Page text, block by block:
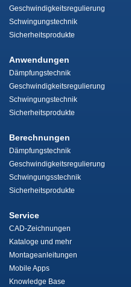
Geschwindigkeitsregulierung
Schwingungstechnik
Sicherheitsprodukte
Anwendungen
Dämpfungstechnik
Geschwindigkeitsregulierung
Schwingungstechnik
Sicherheitsprodukte
Berechnungen
Dämpfungstechnik
Geschwindigkeitsregulierung
Schwingungsstechnik
Sicherheitsprodukte
Service
CAD-Zeichnungen
Kataloge und mehr
Montageanleitungen
Mobile Apps
Knowledge Base